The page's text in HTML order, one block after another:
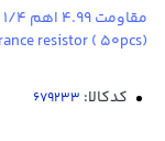
مقاومت 4.99 اهم 1/4 وات با تلرانس%1 (50 عدد)
(4.99ohm, 1/4W, 1% tolerance resistor ( 50pcs
کدکالا: